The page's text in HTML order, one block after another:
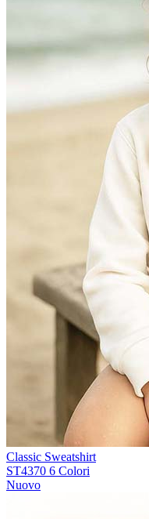
Classic Sweatshirt
ST4370 6 Colori
Nuovo